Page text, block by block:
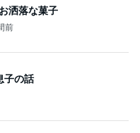
洒落な菓子
前
子の話